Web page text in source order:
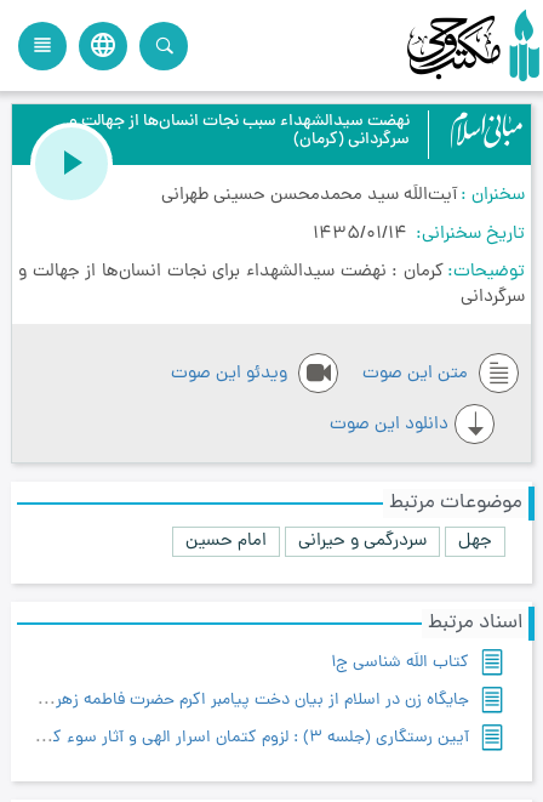
language
view_headline
نهضت سیدالشهداء سبب نجات انسان‌ها از جهالت و
سرگردانی (کرمان)
سخنران آیت‌اللَه سید محمدمحسن حسینی طهرانی
تاریخ سخنرانی
توضیحات کرمان : نهضت سیدالشهداء برای نجات انسان‌ها از جهالت و
سرگردانی
متن این صوت
ویدئو این صوت
دانلود این صوت
موضوعات مرتبط
جهل سردرگمی و حیرانی امام حسین
اسناد مرتبط
کتاب اللَه شناسی ج1
جايگاه زن در اسلام از بيان دخت پيامبر اكرم حضرت فاطمه زهرا سلام اللَه عليها
آیین رستگاری (جلسه 3) : لزوم كتمان اسرار الهى و آثار سوء كشف سر